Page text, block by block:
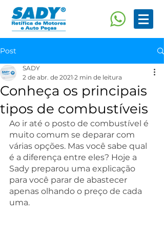
Post
Conheça os principais
tipos de combustíveis
SADY
2 de abr. de 2021 2 min de leitura
Ao ir até o posto de combustível é
muito comum se deparar com
várias opções. Mas você sabe qual
é a diferença entre eles? Hoje a
Sady preparou uma explicação
para você parar de abastecer
apenas olhando o preço de cada
uma.